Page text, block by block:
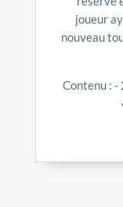
joueur
nouveau
Contenu : -